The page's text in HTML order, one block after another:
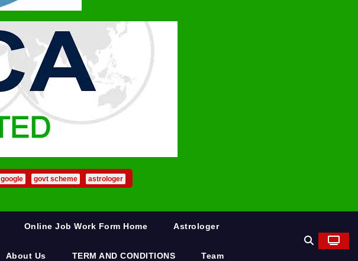
google govt scheme astrologer
Online Job Work Form Home Astrologer
About Us TERM AND CONDITIONS Team